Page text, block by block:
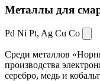
Металлы для
Pd Ni Pt, Ag Cu Co
Среди металлов
производства
серебро, медь и